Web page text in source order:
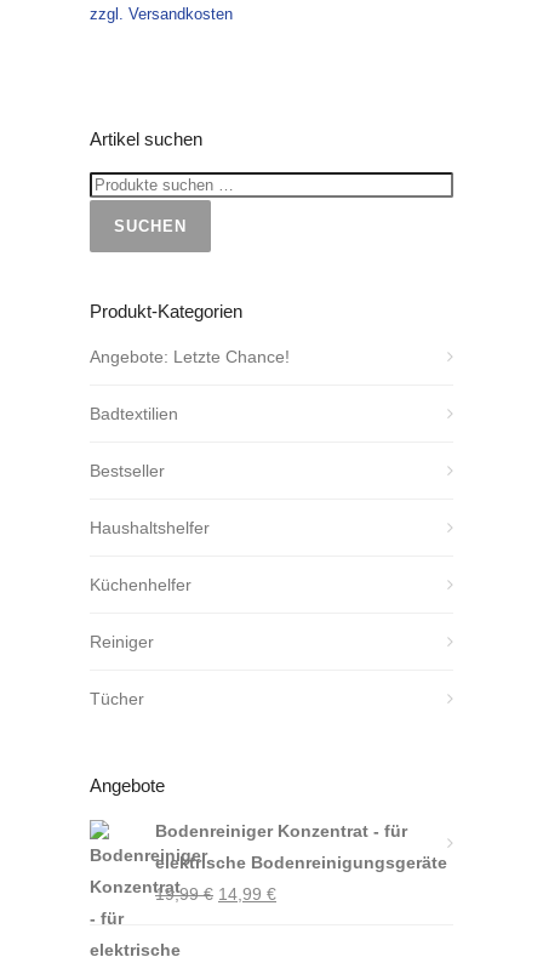
zzgl. Versandkosten
Artikel suchen
SUCHEN
Produkt-Kategorien
Angebote: Letzte Chance!
Badtextilien
Bestseller
Haushaltshelfer
Küchenhelfer
Reiniger
Tücher
Angebote
Bodenreiniger Konzentrat - für
elektrische Bodenreinigungsgeräte
19,99€ Ursprünglicher
14,99 €Aktueller